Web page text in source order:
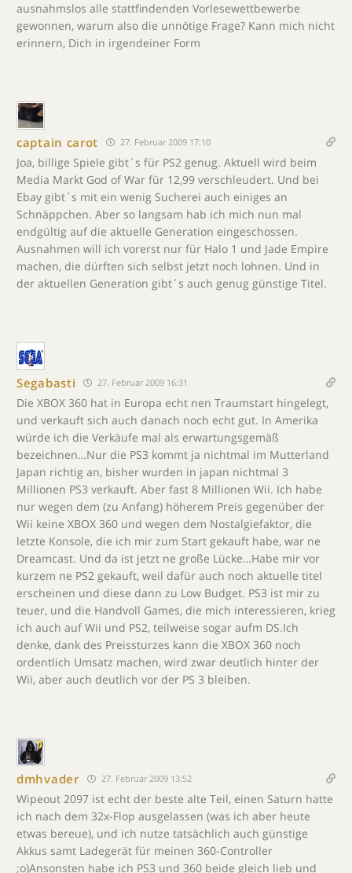
ausnahmslos alle stattfindenden Vorlesewettbewerbe
gewonnen, warum also die unnötige Frage? Kann mich nicht
erinnern, Dich in irgendeiner Form
captain carot 27. Februar 2009 17:10
Joa, billige Spiele gibt´s für PS2 genug. Aktuell wird beim
Media Markt God of War für 12,99 verschleudert. Und bei
Ebay gibt´s mit ein wenig Sucherei auch einiges an
Schnäppchen. Aber so langsam hab ich mich nun mal
endgültig auf die aktuelle Generation eingeschossen.
Ausnahmen will ich vorerst nur für Halo 1 und Jade Empire
machen, die dürften sich selbst jetzt noch lohnen. Und in
der aktuellen Generation gibt´s auch genug günstige Titel.
Segabasti 27. Februar 2009 16:31
Die XBOX 360 hat in Europa echt nen Traumstart hingelegt,
und verkauft sich auch danach noch echt gut. In Amerika
würde ich die Verkäufe mal als erwartungsgemäß
bezeichnen…Nur die PS3 kommt ja nichtmal im Mutterland
Japan richtig an, bisher wurden in japan nichtmal 3
Millionen PS3 verkauft. Aber fast 8 Millionen Wii. Ich habe
nur wegen dem (zu Anfang) höherem Preis gegenüber der
Wii keine XBOX 360 und wegen dem Nostalgiefaktor, die
letzte Konsole, die ich mir zum Start gekauft habe, war ne
Dreamcast. Und da ist jetzt ne große Lücke…Habe mir vor
kurzem ne PS2 gekauft, weil dafür auch noch aktuelle titel
erscheinen und diese dann zu Low Budget. PS3 ist mir zu
teuer, und die Handvoll Games, die mich interessieren, krieg
ich auch auf Wii und PS2, teilweise sogar aufm DS.Ich
denke, dank des Preissturzes kann die XBOX 360 noch
ordentlich Umsatz machen, wird zwar deutlich hinter der
Wii, aber auch deutlich vor der PS 3 bleiben.
dmhvader 27. Februar 2009 13:52
Wipeout 2097 ist echt der beste alte Teil, einen Saturn hatte
ich nach dem 32x-Flop ausgelassen (was ich aber heute
etwas bereue), und ich nutze tatsächlich auch günstige
Akkus samt Ladegerät für meinen 360-Controller
;o)Ansonsten habe ich PS3 und 360 beide gleich lieb und